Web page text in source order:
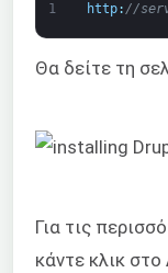
1 http: //
Θα δείτε τη
Για τις
κάντε κλικ στο